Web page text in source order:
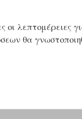
οι λεπτομέρειες
θα